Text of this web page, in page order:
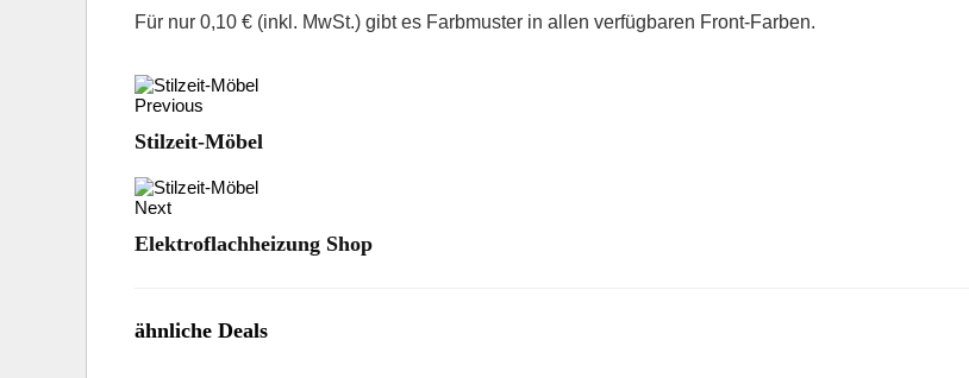
Für nur 0,10 € (inkl. MwSt.) gibt es Farbmuster in allen verfügbaren Front-Farben.
Previous
Stilzeit-Möbel
Next
Elektroflachheizung Shop
ähnliche Deals